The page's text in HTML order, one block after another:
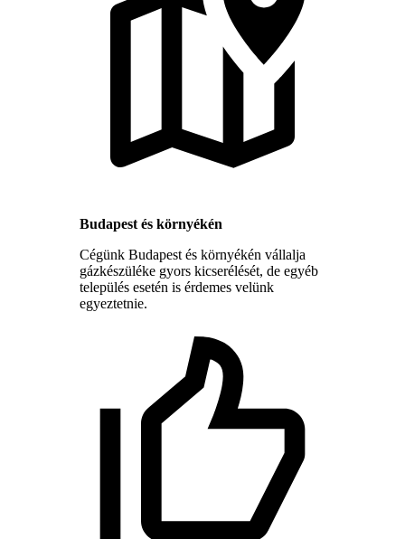
Budapest és környékén
Cégünk Budapest és környékén vállalja
gázkészüléke gyors kicserélését, de egyéb
település esetén is érdemes velünk
egyeztetnie.